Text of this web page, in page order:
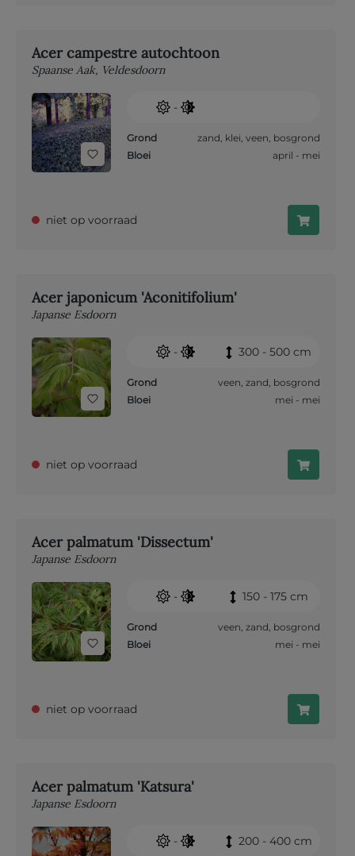
Acer campestre autochtoon
Spaanse Aak, Veldesdoorn
-
Grond zand, klei, veen, bosgrond
Bloei
april - mei
niet op voorraad
Acer japonicum 'Aconitifolium'
Japanse Esdoorn
- 300 - 500 cm
Grond veen, zand, bosgrond
Bloei
mei - mei
niet op voorraad
Acer palmatum 'Dissectum'
Japanse Esdoorn
- 150 - 175 cm
Grond veen, zand, bosgrond
Bloei
mei - mei
niet op voorraad
Acer palmatum 'Katsura'
Japanse Esdoorn
- 200 - 400 cm